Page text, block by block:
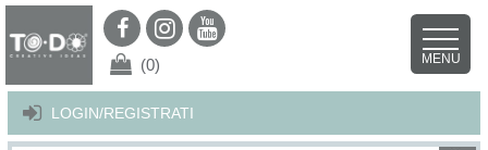
Per offrirti il miglior servizio possibile questo sito utilizza i cookies.
Continuando la navigazione nel sito autorizzi l’uso dei cookies. Per ulteriori
LOGIN/REGISTRATI
(0) MENU